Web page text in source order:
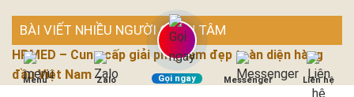
BÀI VIẾT NHIỀU NGƯỜI QUAN TÂM
HPMED – Cung cấp giải pháp làm đẹp toàn diện hàng
đầu Việt Nam
Menu Zalo Gọi ngay Messenger Liên hệ